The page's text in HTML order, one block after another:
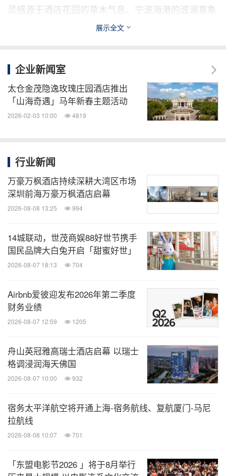
灵感源于酒店花园的草木气息、宁波海港的波澜意象
与藏书文化的静谧底蕴，客房内悉心备妥多重舒逸礼
感疗愈为脉络，将客房转化为身心充电站，让每一次
归寝都成为释压焕能的仪式。
时光慢隅——大堂悠享空间
启"时光静谧场"，以离线体验礼献宾客暂离数字喧
嚣。空间以季节为灵感，提供季节特调饮品与主厨精
制小食，味觉与视觉皆呼应自然韵律；定期更迭的主
题体验活动，为宾客开启多元感官探索。
平衡韵律——多元焕活体验
体系：颂钵能量工坊、八段锦课程、正念饮食等沉浸
式体验项目，让短暂的旅居时光超越休憩范畴，成为
铭刻仪式：慢读计划
动，让每次入住更值得期待，让每段旅程都值得珍
藏。
承续宁波"书藏古今"的千年文脉——从天一阁四百年
典籍守护的人文沉淀，到港城因海而生的开放襟怀，
展示全文
企业新闻室
太仓金茂隐逸玫瑰庄园酒店推出
「山海奇遇」马年新春主题活动
2026-02-03 10:00 4819
行业新闻
万豪万枫酒店持续深耕大湾区市场
深圳前海万豪万枫酒店启幕
2026-08-08 13:25 994
14城联动，世茂商娱88好世节携手
国民品牌大白兔开启「甜蜜好世」
2026-08-07 18:13 704
Airbnb爱彼迎发布2026年第二季度
财务业绩
2026-08-07 12:59 1205
舟山英冠雅高瑞士酒店启幕 以瑞士
格调浸润海天佛国
2026-08-07 10:00 932
宿务太平洋航空将开通上海-宿务航线、复航厦门-马尼
拉航线
2026-08-08 10:07 701
「东盟电影节2026 」将于8月举行